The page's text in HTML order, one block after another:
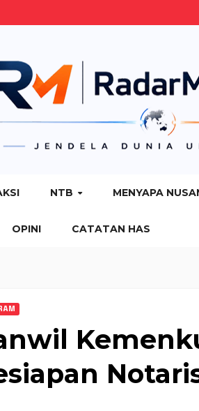
NTB MENYAPA
OPINI CATATAN HAS